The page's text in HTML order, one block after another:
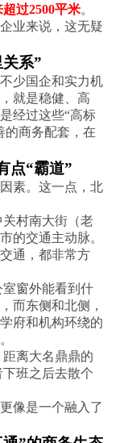
过2500平米。
业来说，这无疑
系”
少国企和实力机
就是稳健、高
经过这些“高标
的商务配套，在
点“霸道”
素。这一点，北
村南大街（老
的交通主动脉。
通，都非常方
窗外能看到什
而东侧和北侧，
府和机构环绕的
离大名鼎鼎的
班之后去散个
像是一个融入了